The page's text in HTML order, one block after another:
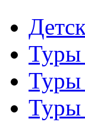
Туры
Туры
Туры